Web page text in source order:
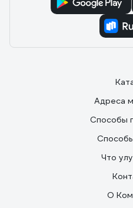
Адреса
Способы
Что
О